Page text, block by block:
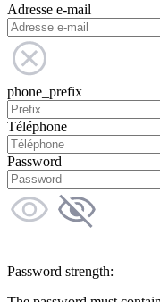
Adresse e-mail
phone_prefix
Téléphone
Password
Password strength: